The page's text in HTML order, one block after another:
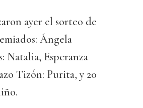
ayer el sorteo de
Ángela
Natalia, Esperanza
Tizón: Purita, y 20